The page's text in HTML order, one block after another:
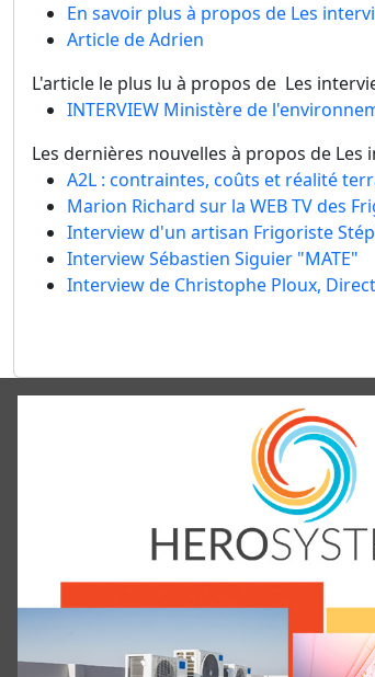
En savoir plus à propos de Les
Article de Adrien
L'article le plus lu à propos de Les
INTERVIEW Ministère de
Les dernières nouvelles à propos de Les
A2L : contraintes, coûts et réalité
Marion Richard sur la WEB TV des
Interview d'un artisan Frigoriste
Interview Sébastien Siguier "MATE"
Interview de Christophe Ploux,